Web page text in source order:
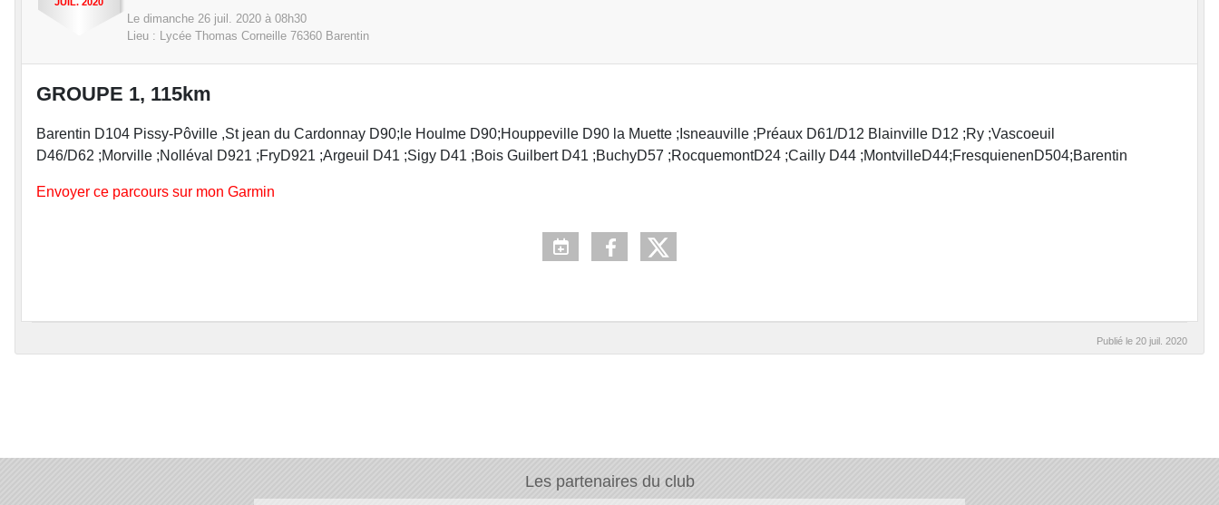
Le dimanche 26 juil. 2020 à 08h30
Lieu : Lycée Thomas Corneille 76360 Barentin
GROUPE 1, 115km
Barentin D104 Pissy-Pôville ,St jean du Cardonnay D90;le Houlme D90;Houppeville D90 la Muette ;Isneauville ;Préaux D61/D12 Blainville D12 ;Ry ;Vascoeuil
D46/D62 ;Morville ;Nolléval D921 ;FryD921 ;Argeuil D41 ;Sigy D41 ;Bois Guilbert D41 ;BuchyD57 ;RocquemontD24 ;Cailly D44 ;MontvilleD44;FresquienenD504;Barentin
Envoyer ce parcours sur mon Garmin
Publié le 20 juil. 2020
Les partenaires du club